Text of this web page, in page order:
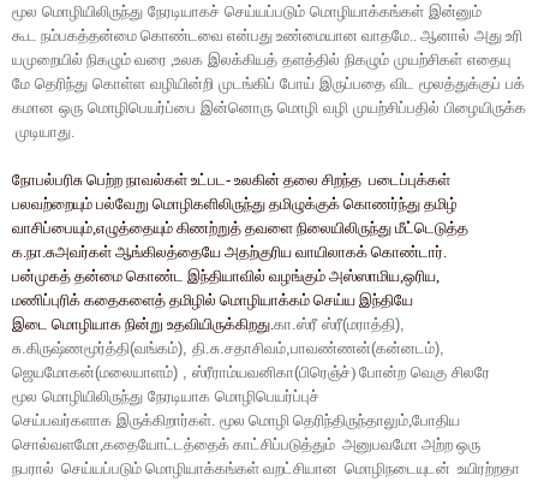
மூல மொழியிலிருந்து நேரடியாகச் செய்யப்படும் மொழியாக்கங்கள் இன்னும்
கூட
நம்பகத்தன்மை கொண்டவை என்பது உண்மையான வாதமே ஆனால் அது உரி
யமுறையில் நிகழும் வரை உலக இலக்கியத் தளத்தில் நிகழும் முயற்சிகள் எதையு
மே தெரிந்து கொள்ள வழியின்றி முடங்கிப் போய் இருப்பதை விட மூலத்துக்குப் பக்
கமான ஒரு மொழிபெயர்ப்பை இன்னொரு மொழி வழி முயற்சிப்பதில் பிழையிருக்க
முடியாது
நோபல்பரிசு பெற்ற நாவல்கள் உட்பட - உலகின் தலை சிறந்த படைப்புக்கள்
பலவற்றையும் பல்வேறு மொழிகளிலிருந்து தமிழுக்குக் கொணர்ந்து தமிழ்
வாசிப்பையும் எழுத்தையும் கிணற்றுத் தவளை நிலையிலிருந்து மீட்டெடுத்த
க நா சுஅவர்கள் ஆங்கிலத்தையே அதற்குரிய வாயிலாகக் கொண்டார்
பன்முகத் தன்மை கொண்ட இந்தியாவில் வழங்கும் அஸ்ஸாமிய ஒரிய
மணிப்புரிக் கதைகளைத் தமிழில் மொழியாக்கம் செய்ய இந்தியே
இடை
மொழியாக நின்று உதவியிருக்கிறது கா ஸ்ரீ ஸ்ரீ(மராத்தி),
சு கிருஷ்ணமூர்த்தி(வங்கம்), தி சு சதாசிவம் பாவண்ணன்(கன்னடம்),
ஜெயமோகன்(மலையாளம்) , ஸ்ரீராம்யவனிகா(பிரெஞ்ச்) போன்ற வெகு சிலரே
மூல மொழியிலிருந்து நேரடியாக மொழிபெயர்ப்புச்
செய்பவர்களாக இருக்கிறார்கள் மூல மொழி தெரிந்திருந்தாலும் போதிய
சொல்வளமோ கதையோட்டத்தைக் காட்சிப்படுத்தும் அனுபவமோ அற்ற ஒரு
நபரால் செய்யப்படும் மொழியாக்கங்கள் வறட்சியான மொழிநடையுடன் உயிரற்றதா